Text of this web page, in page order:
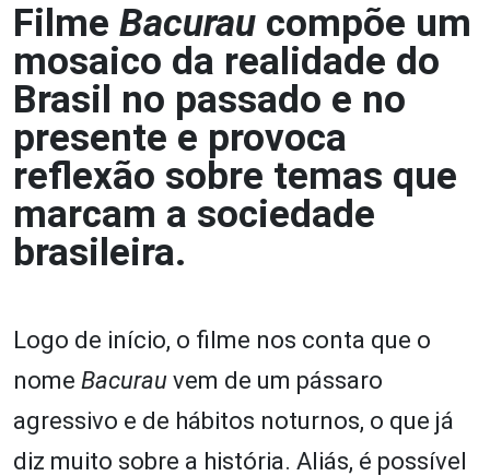
Filme Bacurau compõe um
mosaico da realidade do
Brasil no passado e no
presente e provoca
reflexão sobre temas que
marcam a sociedade
brasileira.
Logo de início, o filme nos conta que o
nome Bacurau vem de um pássaro
agressivo e de hábitos noturnos, o que já
diz muito sobre a história. Aliás, é possível